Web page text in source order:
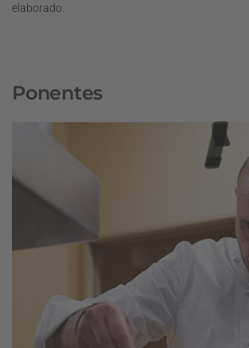
elaborado.
Ponentes